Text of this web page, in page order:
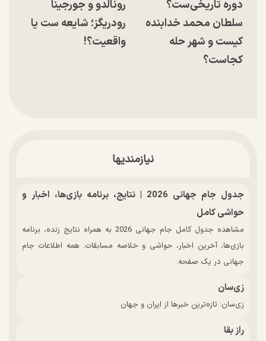
دوره تاریخی‌ست؟
سلطان محمد خدابنده
کیست و شهر حله
کجاست؟
رونالدو و جورجینا
رودریگز؛ شایعه ست یا
واقعیت؟!
نیازمندیها
جدول جام جهانی 2026 | نتایج، برنامه بازی‌ها، اخبار و
حواشی کامل
مشاهده جدول کامل جام جهانی 2026 به همراه نتایج زنده، برنامه
بازی‌ها، آخرین اخبار، حواشی و خلاصه مسابقات. همه اطلاعات جام
جهانی در یک صفحه.
زی‌سان
زی‌سان: تازه‌ترین خبرها از ایران و جهان
راز بقا